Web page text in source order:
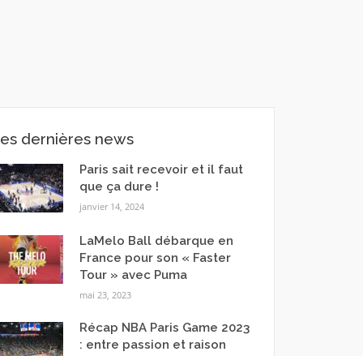
dernières news
Paris sait recevoir et il faut
que ça dure !
janvier 14, 2024
LaMelo Ball débarque en
France pour son « Faster
Tour » avec Puma
mai 23, 2023
Récap NBA Paris Game 2023
: entre passion et raison